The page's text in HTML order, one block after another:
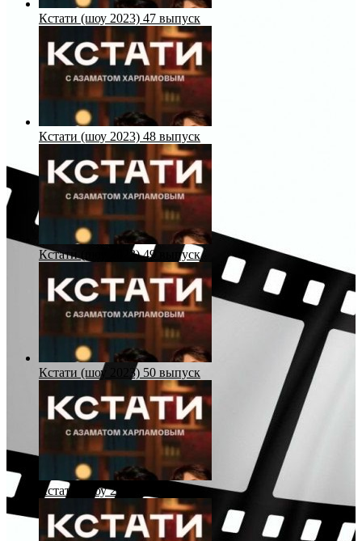
Кстати (шоу 2023) 47 выпуск
Кстати (шоу 2023) 48 выпуск
Кстати (шоу 2023) 49 выпуск
Кстати (шоу 2023) 50 выпуск
Кстати (шоу 2023) 51 выпуск